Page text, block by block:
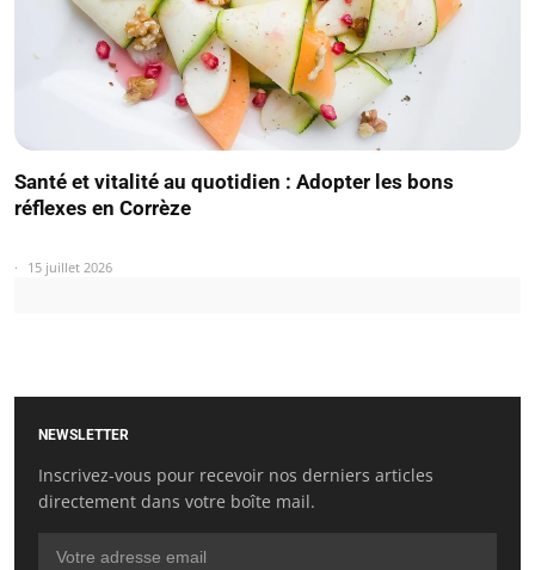
Santé et vitalité au quotidien : Adopter les bons
réflexes en Corrèze
15 juillet 2026
NEWSLETTER
Inscrivez-vous pour recevoir nos derniers articles
directement dans votre boîte mail.